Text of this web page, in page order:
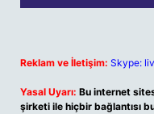
Reklam ve İletişim: Skype:
Yasal Uyarı: Bu internet
şirketi ile hiçbir bağlantısı